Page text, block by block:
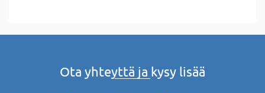
Ota yhteyttä ja kysy lisää